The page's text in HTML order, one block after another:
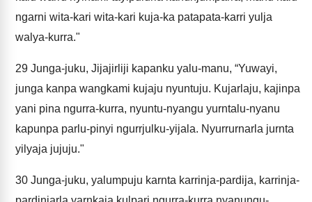
ngarni wita-kari wita-kari kuja-ka patapata-karri yulja
walya-kurra."
29 Junga-juku, Jijajirliji kapanku yalu-manu, “Yuwayi,
junga kanpa wangkami kujaju nyuntuju. Kujarlaju, kajinpa
yani pina ngurra-kurra, nyuntu-nyangu yurntalu-nyanu
kapunpa parlu-pinyi ngurrjulku-yijala. Nyurrurnarla jurnta
yilyaja jujuju."
30 Junga-juku, yalumpuju karnta karrinja-pardija, karrinja-